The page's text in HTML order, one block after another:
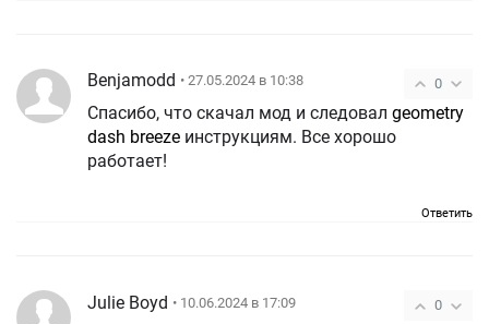
0
Benjamodd • 27.05.2024 в 10:38
Спасибо, что скачал мод и следовал geometry
dash breeze инструкциям. Все хорошо
работает!
Ответить
0
Julie Boyd • 10.06.2024 в 17:09